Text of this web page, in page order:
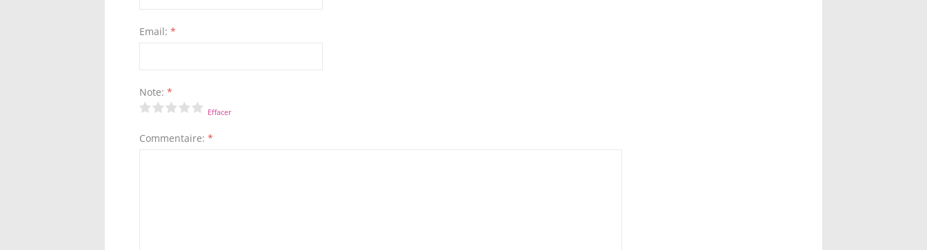
Email: *
Note: *
Effacer
Commentaire: *